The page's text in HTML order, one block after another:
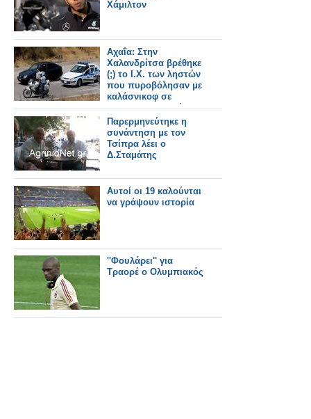
Χάμιλτον
Aχαΐα: Στην
Χαλανδρίτσα βρέθηκε
(;) το Ι.Χ. των ληστών
που πυροβόλησαν με
καλάσνικοφ σε
κοσμηματοπωλείο
στο Κατάκολο
Παρερμηνεύτηκε η
συνάντηση με τον
Τσίπρα λέει ο
Δ.Σταμάτης
Αυτοί οι 19 καλούνται
να γράψουν ιστορία
''Φουλάρει'' για
Τραορέ ο Ολυμπιακός